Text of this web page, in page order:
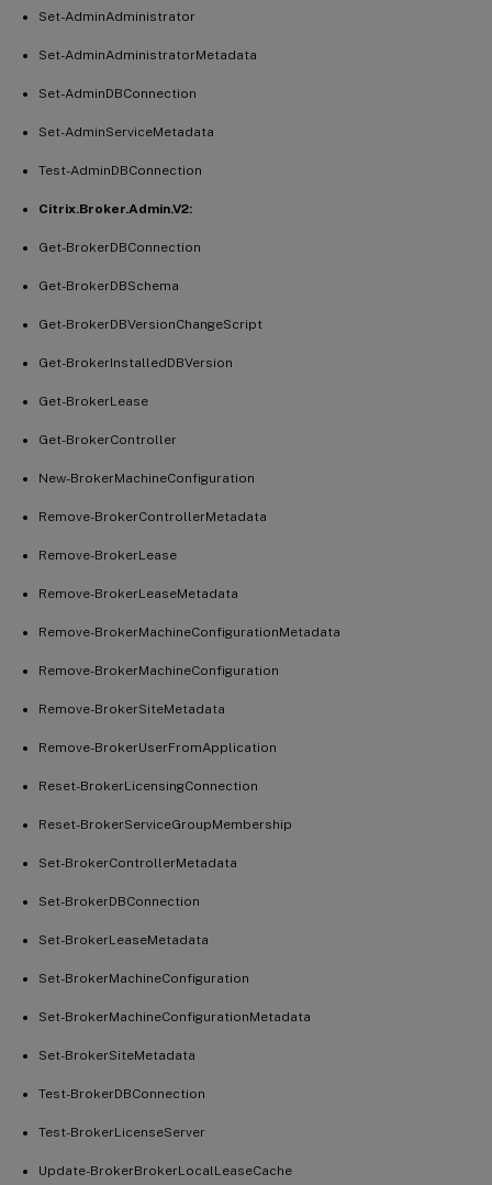
Set-AdminAdministrator
Set-AdminAdministratorMetadata
Set-AdminDBConnection
Set-AdminServiceMetadata
Test-AdminDBConnection
Citrix.Broker.Admin.V2:
Get-BrokerDBConnection
Get-BrokerDBSchema
Get-BrokerDBVersionChangeScript
Get-BrokerInstalledDBVersion
Get-BrokerLease
Get-BrokerController
New-BrokerMachineConfiguration
Remove-BrokerControllerMetadata
Remove-BrokerLease
Remove-BrokerLeaseMetadata
Remove-BrokerMachineConfigurationMetadata
Remove-BrokerMachineConfiguration
Remove-BrokerSiteMetadata
Remove-BrokerUserFromApplication
Reset-BrokerLicensingConnection
Reset-BrokerServiceGroupMembership
Set-BrokerControllerMetadata
Set-BrokerDBConnection
Set-BrokerLeaseMetadata
Set-BrokerMachineConfiguration
Set-BrokerMachineConfigurationMetadata
Set-BrokerSiteMetadata
Test-BrokerDBConnection
Test-BrokerLicenseServer
Update-BrokerBrokerLocalLeaseCache